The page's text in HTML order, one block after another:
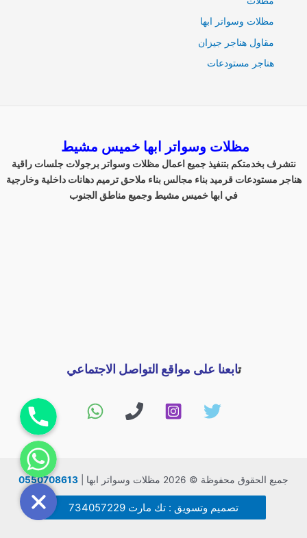
مظلات وسواتر ابها
مقاول هناجر جيزان
هناجر مستودعات
مظلات وسواتر ابها خميس مشيط
نتشرف بخدمتكم بتنفيذ جميع اعمال مظلات وسواتر برجولات جلسات راقية
هناجر مستودعات قرميد بناء مجالس بناء ملاحق ترميم دهانات داخلية وخارجية
في ابها خميس مشيط وجميع مناطق الجنوب
تابعنا على مواقع التواصل الاجتماعي
جميع الحقوق محفوظة © 2026 مظلات وسواتر ابها | 0550708613
تصميم وتسويق : تك مارت 734057229
راسلنا